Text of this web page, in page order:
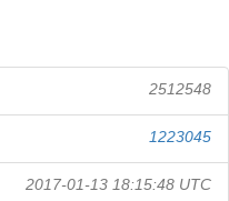
2512548
1223045
2017-01-13 18:15:48 UTC